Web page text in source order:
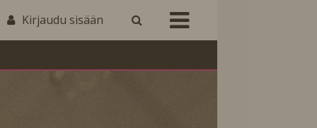
Kirjaudu sisään